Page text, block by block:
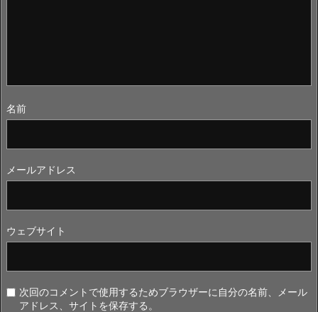
名前
メールアドレス
ウェブサイト
次回のコメントで使用するためブラウザーに自分の名前、メール
アドレス、サイトを保存する。